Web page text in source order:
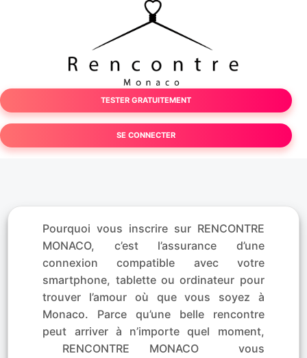
TESTER GRATUITEMENT
SE CONNECTER
Pourquoi vous inscrire sur RENCONTRE
MONACO, c’est l’assurance d’une
connexion compatible avec votre
smartphone, tablette ou ordinateur pour
trouver l’amour où que vous soyez à
Monaco. Parce qu’une belle rencontre
peut arriver à n’importe quel moment,
RENCONTRE MONACO vous